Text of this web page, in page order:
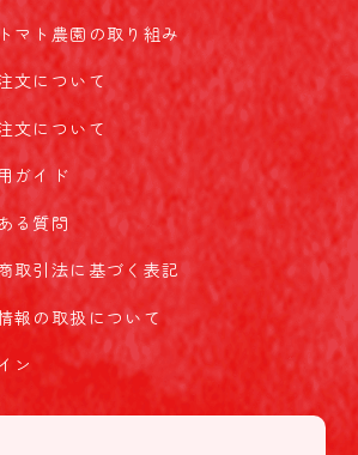
マト農園の取り組み
文について
文について
ガイド
る質問
取引法に基づく表記
報の取扱について
ン